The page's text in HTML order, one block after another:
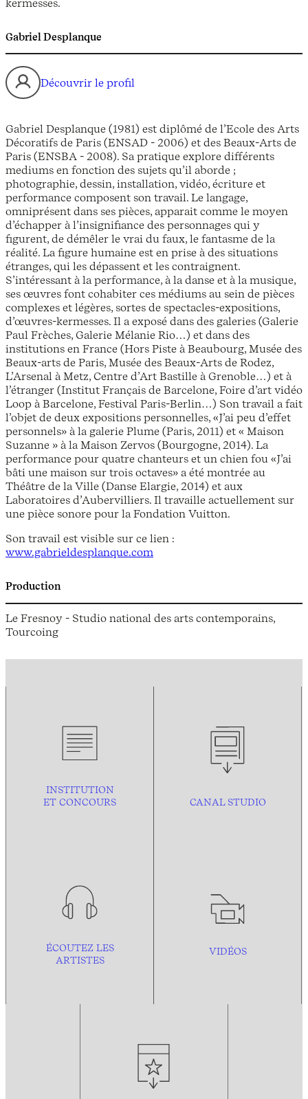
Gabriel Desplanque
Découvrir le profil
Gabriel Desplanque (1981) est diplômé de l’Ecole des Arts
Décoratifs de Paris (ENSAD - 2006) et des Beaux-Arts de
Paris (ENSBA - 2008). Sa pratique explore différents
mediums en fonction des sujets qu’il aborde ;
photographie, dessin, installation, vidéo, écriture et
performance composent son travail. Le langage,
omniprésent dans ses pièces, apparait comme le moyen
d’échapper à l’insignifiance des personnages qui y
figurent, de démêler le vrai du faux, le fantasme de la
réalité. La figure humaine est en prise à des situations
étranges, qui les dépassent et les contraignent.
S’intéressant à la performance, à la danse et à la musique,
ses œuvres font cohabiter ces médiums au sein de pièces
complexes et légères, sortes de spectacles-expositions,
d’œuvres-kermesses. Il a exposé dans des galeries (Galerie
Paul Frèches, Galerie Mélanie Rio…) et dans des
institutions en France (Hors Piste à Beaubourg, Musée des
Beaux-arts de Paris, Musée des Beaux-Arts de Rodez,
L’Arsenal à Metz, Centre d’Art Bastille à Grenoble…) et à
l’étranger (Institut Français de Barcelone, Foire d’art vidéo
Loop à Barcelone, Festival Paris-Berlin…) Son travail a fait
l’objet de deux expositions personnelles, «J’ai peu d’effet
personnels» à la galerie Plume (Paris, 2011) et « Maison
Suzanne » à la Maison Zervos (Bourgogne, 2014). La
performance pour quatre chanteurs et un chien fou «J’ai
bâti une maison sur trois octaves» a été montrée au
Théâtre de la Ville (Danse Elargie, 2014) et aux
Laboratoires d’Aubervilliers. Il travaille actuellement sur
une pièce sonore pour la Fondation Vuitton.
Son travail est visible sur ce lien :
www.gabrieldesplanque.com
Production
Le Fresnoy - Studio national des arts contemporains,
Tourcoing
INSTITUTION
ET CONCOURS
CANAL STUDIO
ÉCOUTEZ LES
ARTISTES
VIDÉOS